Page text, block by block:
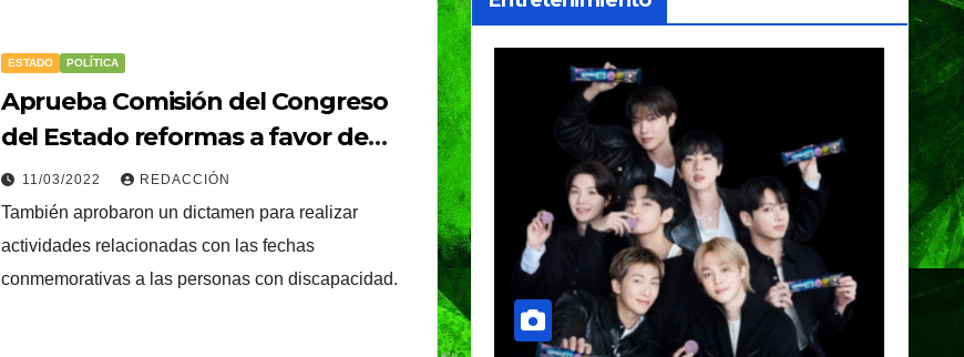
ESTADO POLÍTICA
Aprueba Comisión del Congreso
del Estado reformas a favor de
personas con discapacidad
11/03/2022 REDACCIÓN
También aprobaron un dictamen para realizar
actividades relacionadas con las fechas
conmemorativas a las personas con discapacidad.